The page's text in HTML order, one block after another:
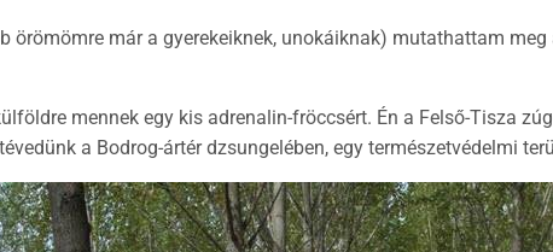
örömömre már a gyerekeiknek, unokáiknak) mutathattam
mennek egy kis adrenalin-fröccsért. Én a Felső-Tisza
a Bodrog-ártér dzsungelében, egy természetvédelmi